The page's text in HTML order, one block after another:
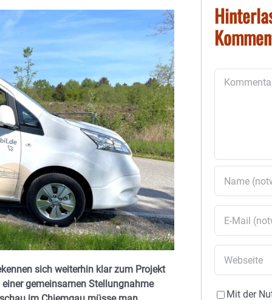
sich weiterhin klar zum Projekt
gemeinsamen Stellungnahme
Mit der